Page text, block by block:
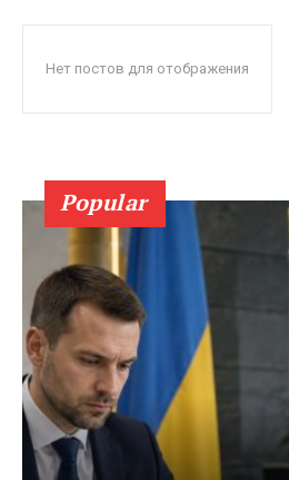
Нет постов для отображения
Popular